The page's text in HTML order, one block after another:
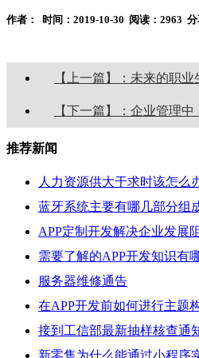
作者： 时间：2019-10-30 阅读：2963 分
【上一篇】：未来的职
【下一篇】：企业管理
推荐新闻
人力资源供大于求时该怎么
蓝牙系统主要有哪几部分组
APP定制开发解决企业发展
需要了解的APP开发知识有
服务器维修通告
在APP开发前如何进行主题
接到工信部最新抽样核查通
新零售为什么能通过小程序